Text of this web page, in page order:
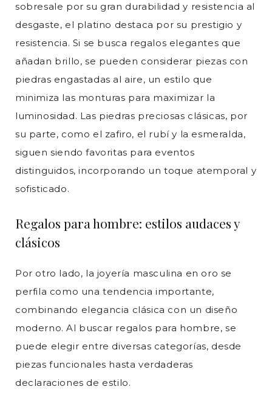
sobresale por su gran durabilidad y resistencia al
desgaste, el platino destaca por su prestigio y
resistencia. Si se busca regalos elegantes que
añadan brillo, se pueden considerar piezas con
piedras engastadas al aire, un estilo que
minimiza las monturas para maximizar la
luminosidad. Las piedras preciosas clásicas, por
su parte, como el zafiro, el rubí y la esmeralda,
siguen siendo favoritas para eventos
distinguidos, incorporando un toque atemporal y
sofisticado.
Regalos para hombre: estilos audaces y
clásicos
Por otro lado, la joyería masculina en oro se
perfila como una tendencia importante,
combinando elegancia clásica con un diseño
moderno. Al buscar regalos para hombre, se
puede elegir entre diversas categorías, desde
piezas funcionales hasta verdaderas
declaraciones de estilo.